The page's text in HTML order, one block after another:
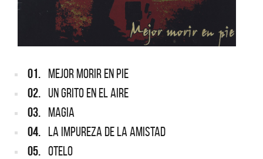
01. MEJOR MORIR EN PIE
02. UN GRITO EN EL AIRE
03. MAGIA
04. LA IMPUREZA DE LA AMISTAD
05. OTELO